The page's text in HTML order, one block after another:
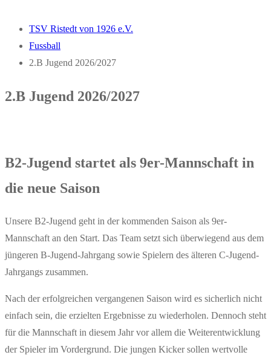
TSV Ristedt von 1926 e.V.
Fussball
2.B Jugend 2026/2027
2.B Jugend 2026/2027
B2-Jugend startet als 9er-Mannschaft in
die neue Saison
Unsere B2-Jugend geht in der kommenden Saison als 9er-
Mannschaft an den Start. Das Team setzt sich überwiegend aus dem
jüngeren B-Jugend-Jahrgang sowie Spielern des älteren C-Jugend-
Jahrgangs zusammen.
Nach der erfolgreichen vergangenen Saison wird es sicherlich nicht
einfach sein, die erzielten Ergebnisse zu wiederholen. Dennoch steht
für die Mannschaft in diesem Jahr vor allem die Weiterentwicklung
der Spieler im Vordergrund. Die jungen Kicker sollen wertvolle